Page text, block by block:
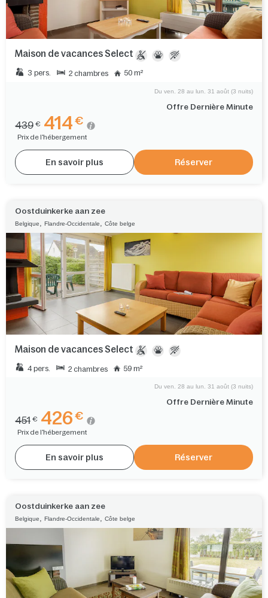
Maison de vacances Select
3 pers. 2 chambres 50 m²
Offre Dernière Minute
Du ven. 28 au lun. 31 août (3 nuits)
439 € 414 €
Prix de l'hébergement
En savoir plus Réserver
Oostduinkerke aan zee
Belgique Flandre-Occidentale Côte belge
Maison de vacances Select
4 pers. 2 chambres 59 m²
Offre Dernière Minute
Du ven. 28 au lun. 31 août (3 nuits)
451 € 426 €
Prix de l'hébergement
En savoir plus Réserver
Oostduinkerke aan zee
Belgique Flandre-Occidentale Côte belge